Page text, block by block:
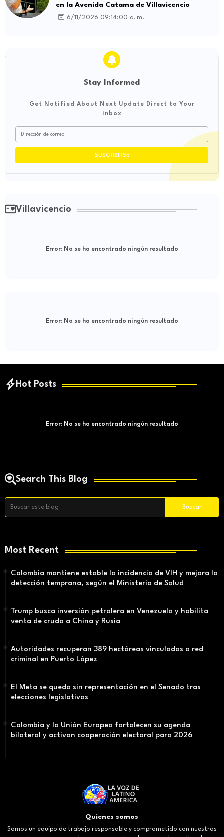
en la Avenida Catama de Villavicencio
6/11/2026 09:14:00 a. m.
Stay Informed
Get Notified About Next Update Direct to Your
inbox
Villavicencio
Error:No se ha encontrado ningún resultado
Error:No se ha encontrado ningún resultado
Hot Posts
Error:No se ha encontrado ningún resultado
Search This Blog
Most Recent
Colombia mantiene estable la incidencia de VIH y mejora la
detección temprana, según el Ministerio de Salud
Trump busca inversión petrolera en Venezuela y habilita
venta de crudo a China y Rusia
Autoridades recuperan 389 hectáreas vinculadas a red
criminal en Puerto López
El Meta se queda sin representación en el Senado tras
elecciones legislativas
Colombia y la Unión Europea fortalecen su agenda
bilateral y activan cooperación electoral para 2026
Quienes somos
Somos un equipo de trabajo responsable y comprometido con nuestros